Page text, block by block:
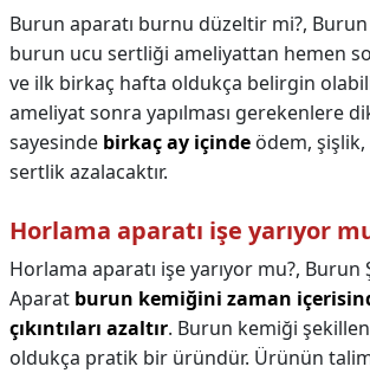
Burun aparatı burnu düzeltir mi?,
burun ucu sertliği ameliyattan hemen
ve ilk birkaç hafta oldukça belirgin
ameliyat sonra yapılması gerekenlere
sayesinde birkaç ay içinde ödem,
sertlik azalacaktır.
Horlama aparatı işe yarıyor
Horlama aparatı işe yarıyor mu?, Burun
Aparat burun kemiğini zaman
çıkıntıları azaltır. Burun kemiği
oldukça pratik bir üründür. Ürünün